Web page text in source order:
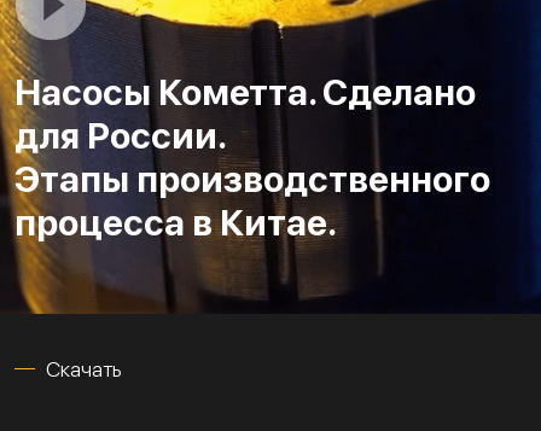
Насосы Кометта. Сделано
для России.
Этапы производственного
процесса в Китае.
Скачать